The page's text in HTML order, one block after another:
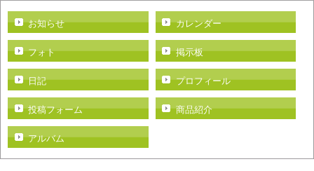
お知らせ カレンダー
フォト 掲示板
日記 プロフィール
投稿フォーム 商品紹介
アルバム